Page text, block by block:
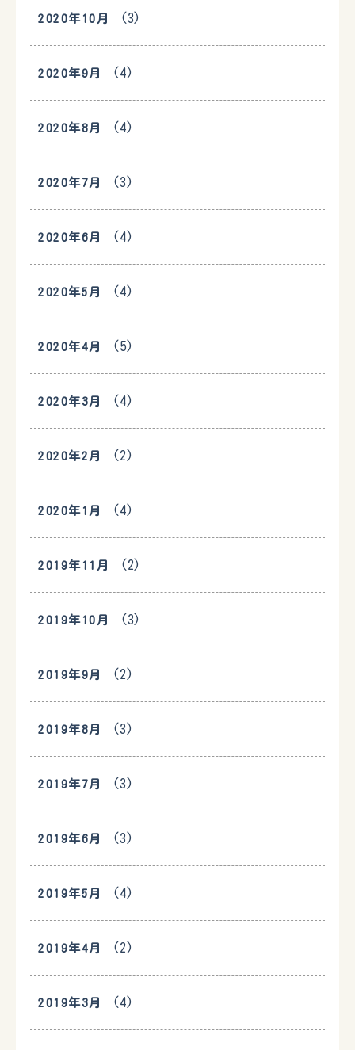
2020年10月 (3)
2020年9月 (4)
2020年8月 (4)
2020年7月 (3)
2020年6月 (4)
2020年5月 (4)
2020年4月 (5)
2020年3月 (4)
2020年2月 (2)
2020年1月 (4)
2019年11月 (2)
2019年10月 (3)
2019年9月 (2)
2019年8月 (3)
2019年7月 (3)
2019年6月 (3)
2019年5月 (4)
2019年4月 (2)
2019年3月 (4)